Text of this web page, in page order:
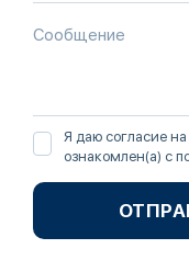
Я даю согласие
ознакомлен(а) с